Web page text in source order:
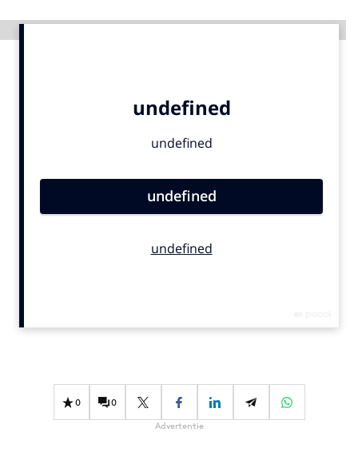
Carriere
Design
Diversiteit
Effectiviteit
0 0
Advertentie